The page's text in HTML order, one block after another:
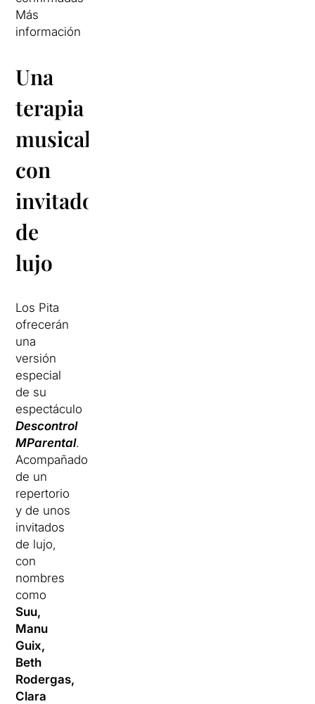
Más
información
Una
terapia
musical
con
invitados
de
lujo
Los Pita
ofrecerán
una
versión
especial
de su
espectáculo
Descontrol
MParental.
Acompañados
de un
repertorio
y de unos
invitados
de lujo,
con
nombres
como
Suu,
Manu
Guix,
Beth
Rodergas,
Clara